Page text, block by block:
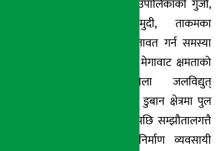
नहुँदा धवलागिरि गाउँपालिकाको गुर्जा,
लुलाङ, मुना, मुदी, ताकमका
बासिन्दालाई आवतजावत गर्न समस्या
भएको छ । पच्चीस मेगावाट क्षमताको
दरबाङ म्याग्दीखोला जलविद्युत्
आयोजनाको बाँधको डुबान क्षेत्रमा पुल
निर्माणस्थल पर्ने भएपछि सम्झौतालगत्तै
काम गर्न गएका निर्माण व्यवसायी